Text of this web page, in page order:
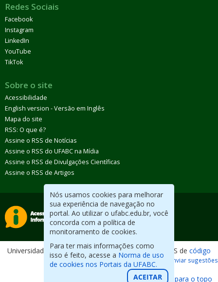
Nós usamos cookies para melhorar
sua experiência de navegação no
portal. Ao utilizar o ufabc.edu.br, você
concorda com a política de
monitoramento de cookies.
Para ter mais informações como
isso é feito, acesse a Norma de uso
de cookies nos Portais da UFABC.
ACEITAR
Redes Sociais
Facebook
Instagram
LinkedIn
YouTube
TikTok
Sobre o site
Acessibilidade
English version - Versão em Inglês
Mapa do site
RSS: O que é?
Assine o RSS de Notícias
Assine o RSS do UFABC na Mídia
Assine o RSS de Divulgações Científicas
Assine o RSS de Artigos
Universidade Federal do ABC. Desenvolvido com CMS de código
aberto. Reportar erros / Enviar sugestões
Voltar para o topo